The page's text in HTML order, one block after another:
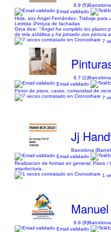
9,9 (5)
Email validado
Hola, soy Ángel Fernández. Trabaje para
Letrista -Pintura de fachadas
Gina dice: "Ángel ha cumplido los plazos
de tela asfáltica y ha pintado con pintura
7
9,7 (1)
Email validado
Pintor de pisos, casas, comunidad de
7
Jj
Barcelona
Email validado
Realizacion de formas en general; Pisos /
arquitectura.
1
9,8 (9)
Email validado